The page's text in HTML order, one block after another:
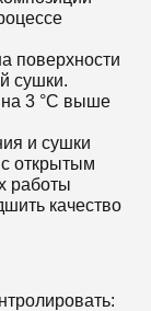
поверхности
сушки.
на 3 °С выше
и сушки
открытым
работы
качество